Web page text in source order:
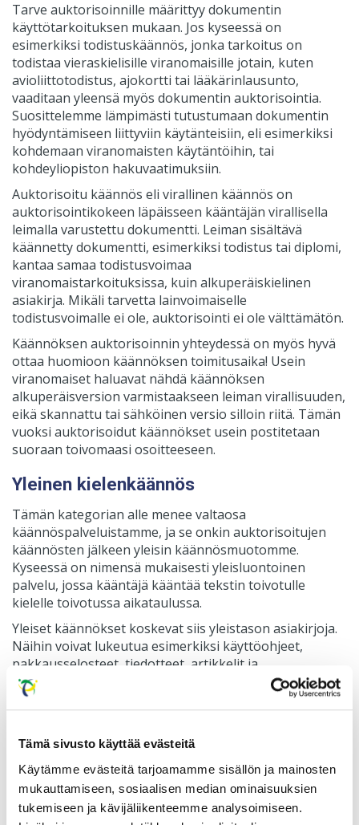
Tämä sivusto käyttää evästeitä
Käytämme evästeitä tarjoamamme sisällön ja mainosten
mukauttamiseen, sosiaalisen median ominaisuuksien
tukemiseen ja kävijäliikenteemme analysoimiseen.
Tarve auktorisoinnille määrittyy dokumentin
käyttötarkoituksen mukaan. Jos kyseessä on
esimerkiksi todistuskäännös, jonka tarkoitus on
todistaa vieraskielisille viranomaisille jotain, kuten
avioliittotodistus, ajokortti tai lääkärinlausunto,
vaaditaan yleensä myös dokumentin auktorisointia.
Suosittelemme lämpimästi tutustumaan dokumentin
hyödyntämiseen liittyviin käytänteisiin, eli esimerkiksi
kohdemaan viranomaisten käytäntöihin, tai
kohdeyliopiston hakuvaatimuksiin.
Auktorisoitu käännös eli virallinen käännös on
auktorisointikokeen läpäisseen kääntäjän virallisella
leimalla varustettu dokumentti. Leiman sisältävä
käännetty dokumentti, esimerkiksi todistus tai diplomi,
kantaa samaa todistusvoimaa
viranomaistarkoituksissa, kuin alkuperäiskielinen
asiakirja. Mikäli tarvetta lainvoimaiselle
todistusvoimalle ei ole, auktorisointi ei ole välttämätön.
Käännöksen auktorisoinnin yhteydessä on myös hyvä
ottaa huomioon käännöksen toimitusaika! Usein
viranomaiset haluavat nähdä käännöksen
alkuperäisversion varmistaakseen leiman virallisuuden,
eikä skannattu tai sähköinen versio silloin riitä. Tämän
vuoksi auktorisoidut käännökset usein postitetaan
suoraan toivomaasi osoitteeseen.
Yleinen kielenkäännös
Tämän kategorian alle menee valtaosa
käännöspalveluistamme, ja se onkin auktorisoitujen
käännösten jälkeen yleisin käännösmuotomme.
Kyseessä on nimensä mukaisesti yleisluontoinen
palvelu, jossa kääntäjä kääntää tekstin toivotulle
kielelle toivotussa aikataulussa.
Yleiset käännökset koskevat siis yleistason asiakirjoja.
Näihin voivat lukeutua esimerkiksi käyttöohjeet,
pakkausselosteet, tiedotteet, artikkelit ja
kaunokirjalliset teokset. Kääntäjä pyrkii työssään
pitämään käännetyn version kielelliset merkitykset
vuosikertomuksia, oppaita ja esitteitä.
Mikäli käännökseen sisältyy paljon haastavaa ja
alakohtaista sanastoa, joka vaatii kääntäjältä paljon
itsenäistä selvittelyä, saatetaan käännöksestä periä